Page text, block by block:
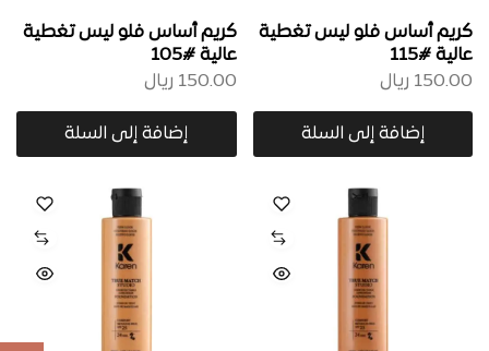
كريم أساس فلو ليس تغطية
عالية #115
150.00 ريال
إضافة إلى السلة
كريم أساس فلو ليس تغطية
عالية #105
150.00 ريال
إضافة إلى السلة